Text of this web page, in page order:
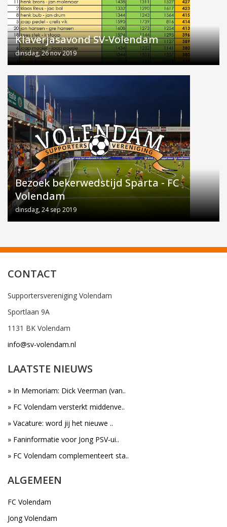
Klaverjasavond SV-Volendam
dinsdag, 26 nov 2019
Bezoek bekerwedstijd Sparta - FC
Volendam
dinsdag, 24 sep 2019
CONTACT
Supportersvereniging Volendam
Sportlaan 9A
1131 BK Volendam
info@sv-volendam.nl
LAATSTE NIEUWS
» In Memoriam: Dick Veerman (van..
» FC Volendam versterkt middenve..
» Vacature: word jij het nieuwe ..
» Faninformatie voor Jong PSV-ui..
» FC Volendam complementeert sta..
ALGEMEEN
FC Volendam
Jong Volendam